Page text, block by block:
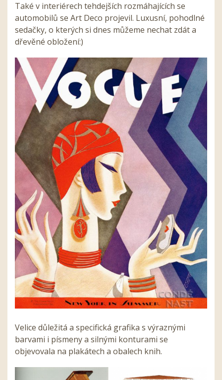
Také v interiérech tehdejších rozmáhajících se
automobilů se Art Deco projevil. Luxusní, pohodlné
sedačky, o kterých si dnes můžeme nechat zdát a
dřevěné obložení:)
Velice důležitá a specifická grafika s výraznými
barvami i písmeny a silnými konturami se
objevovala na plakátech a obalech knih.